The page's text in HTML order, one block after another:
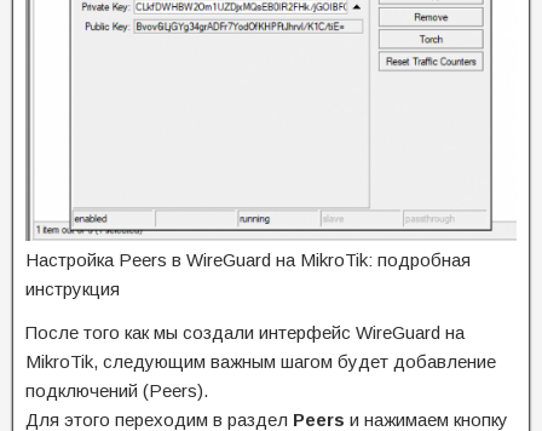
Настройка Peers в WireGuard на MikroTik: подробная
инструкция
После того как мы создали интерфейс WireGuard на
MikroTik, следующим важным шагом будет добавление
подключений (Peers).
Для этого переходим в раздел Peers и нажимаем кнопку